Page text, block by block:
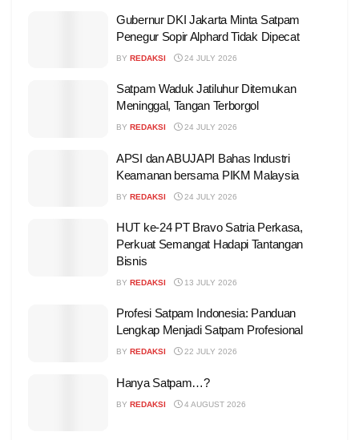
Gubernur DKI Jakarta Minta Satpam
Penegur Sopir Alphard Tidak Dipecat
BY REDAKSI 24 JULY 2026
Satpam Waduk Jatiluhur Ditemukan
Meninggal, Tangan Terborgol
BY REDAKSI 24 JULY 2026
APSI dan ABUJAPI Bahas Industri
Keamanan bersama PIKM Malaysia
BY REDAKSI 24 JULY 2026
HUT ke-24 PT Bravo Satria Perkasa,
Perkuat Semangat Hadapi Tantangan
Bisnis
BY REDAKSI 13 JULY 2026
Profesi Satpam Indonesia: Panduan
Lengkap Menjadi Satpam Profesional
BY REDAKSI 22 JULY 2026
Hanya Satpam…?
BY REDAKSI 4 AUGUST 2026